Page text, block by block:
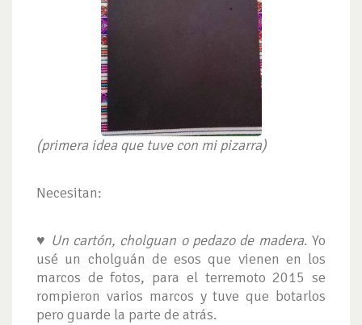
(primera idea que tuve con mi pizarra)
Necesitan:
♥ Un cartón, cholguan o pedazo de madera. Yo
usé un cholguán de esos que vienen en los
marcos de fotos, para el terremoto 2015 se
rompieron varios marcos y tuve que botarlos
pero guarde la parte de atrás.